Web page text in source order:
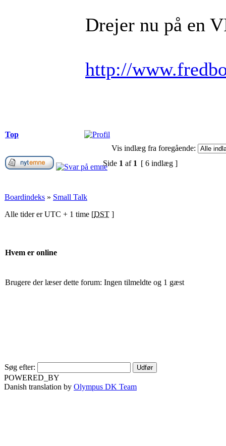
Drejer nu på en
http://
Top
Vis indlæg fra foregående:
Side 1 af 1 [ 6 indlæg ]
Boardindeks » Small Talk
Alle tider er UTC + 1 time [DST ]
Hvem er online
Brugere der læser dette forum: Ingen tilmeldte og 1 gæst
Søg efter:
POWERED_BY
Danish translation by Olympus DK Team